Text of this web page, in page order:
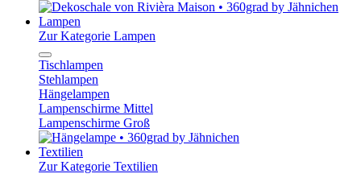
Lampen
Zur Kategorie Lampen
Tischlampen
Stehlampen
Hängelampen
Lampenschirme Mittel
Lampenschirme Groß
Textilien
Zur Kategorie Textilien